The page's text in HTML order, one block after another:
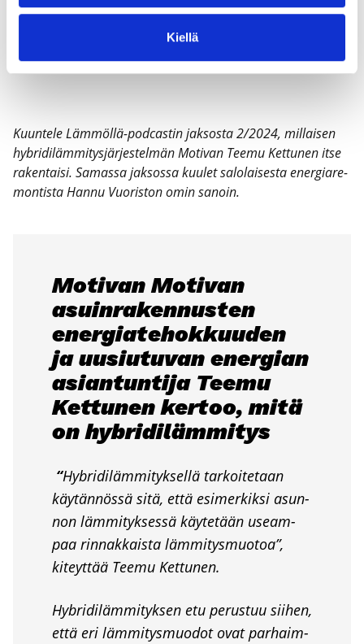
Kiellä
Kuun­te­le Läm­möl­lä-podcas­tin jak­sos­ta 2/2024, mil­lai­sen
hybri­di­läm­mi­tys­jär­jes­tel­män Moti­van Tee­mu Ket­tu­nen itse
raken­tai­si. Samas­sa jak­sos­sa kuu­let salo­lai­ses­ta ener­gia­re­
mon­tis­ta Han­nu Vuo­ris­ton omin sanoin.
Moti­van Moti­van
asuin­ra­ken­nus­ten
ener­gia­te­hok­kuu­den
ja uusiu­tu­van ener­gian
asian­tun­ti­ja Tee­mu
Ket­tu­nen ker­too, mitä
on hybri­di­läm­mi­tys
“Hybri­di­läm­mi­tyk­sel­lä tar­koi­te­taan
käy­tän­nös­sä sitä, että esi­mer­kik­si asun­
non läm­mi­tyk­ses­sä käy­te­tään useam­
paa rin­nak­kais­ta läm­mi­tys­muo­toa”,
kiteyt­tää Tee­mu Ket­tu­nen.
Hybri­di­läm­mi­tyk­sen etu perus­tuu sii­hen,
että eri läm­mi­tys­muo­dot ovat par­haim­